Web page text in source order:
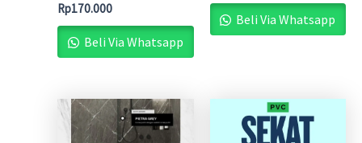
Rp170.000
Beli Via Whatsapp
Beli Via Whatsapp